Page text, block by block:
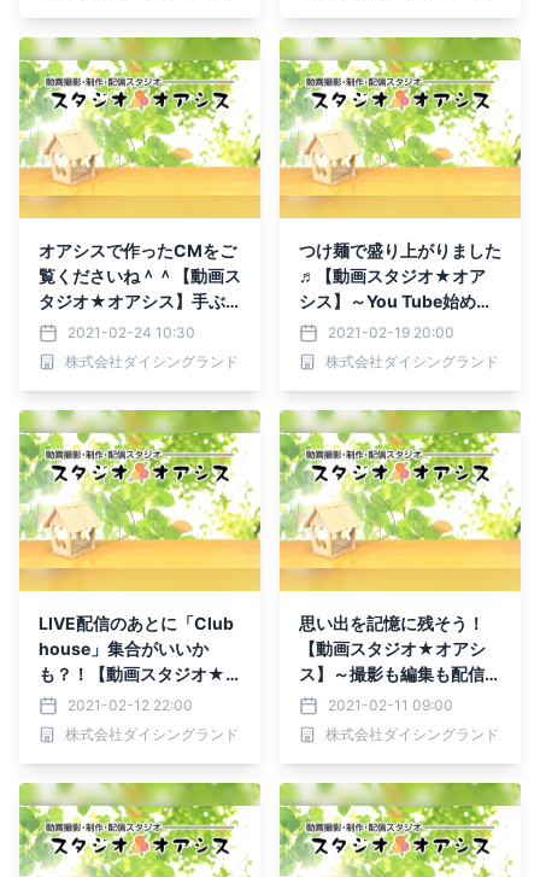
オアシスで作ったCMをご
覧くださいね＾＾【動画ス
タジオ★オアシス】手ぶ
らでWEBセミナーもでき
ます！
2021-02-24 10:30
株式会社ダイシングランド
つけ麺で盛り上がりました
♬【動画スタジオ★オア
シス】～You Tube始めま
せんか？～
2021-02-19 20:00
株式会社ダイシングランド
LIVE配信のあとに「Club
house」集合がいいか
も？！【動画スタジオ★
オアシス】～撮影も編集も
配信も～
2021-02-12 22:00
株式会社ダイシングランド
思い出を記憶に残そう！
【動画スタジオ★オアシ
ス】～撮影も編集も配信も
～
2021-02-11 09:00
株式会社ダイシングランド